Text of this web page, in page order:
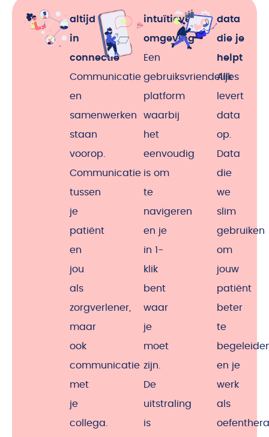
altijd
in
connectie
Communicatie
en
samenwerken
staan
voorop.
Communicatie
tussen
je
patiënt
en
jou
als
zorgverlener,
maar
ook
communicatie
met
je
collega.
intuïtieve
omgeving
Een
gebruiksvriendelijk
platform
waarbij
het
eenvoudig
is om
te
navigeren
en je
in 1-
klik
bent
waar
je
moet
zijn.
De
uitstraling
is
data
die je
helpt
Alles
levert
data
op.
Data
die
we
slim
gebruiken
om
jouw
patiënt
beter
te
en je
werk
als